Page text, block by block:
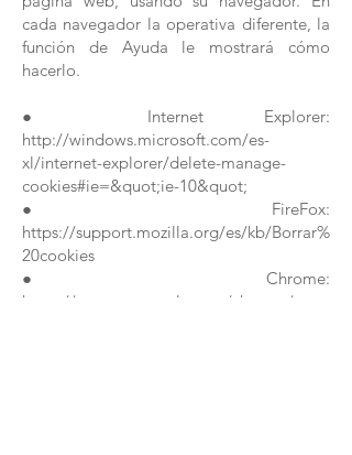
cada navegador la operativa diferente, la
función de Ayuda le mostrará cómo
hacerlo.
● Internet Explorer:
http://windows.microsoft.com/es-
xl/internet-explorer/delete-manage-
cookies#ie=&quot;ie-10&quot;
● FireFox:
https://support.mozilla.org/es/kb/Borrar%
20cookies
● Chrome:
https://support.google.com/chrome/answ